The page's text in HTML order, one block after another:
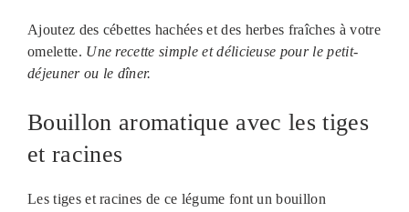
Ajoutez des cébettes hachées et des herbes fraîches à votre
omelette. Une recette simple et délicieuse pour le petit-
déjeuner ou le dîner.
Bouillon aromatique avec les tiges
et racines
Les tiges et racines de ce légume font un bouillon